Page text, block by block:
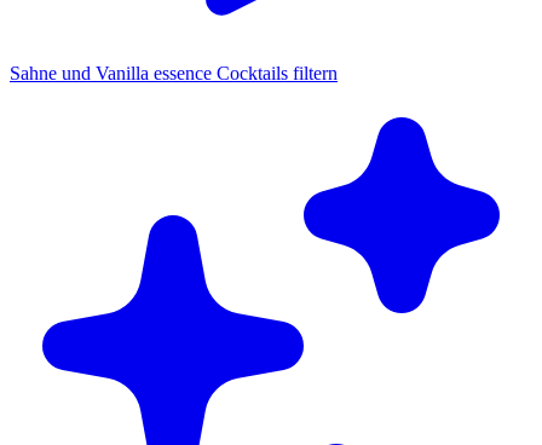
Sahne und Vanilla essence Cocktails filtern